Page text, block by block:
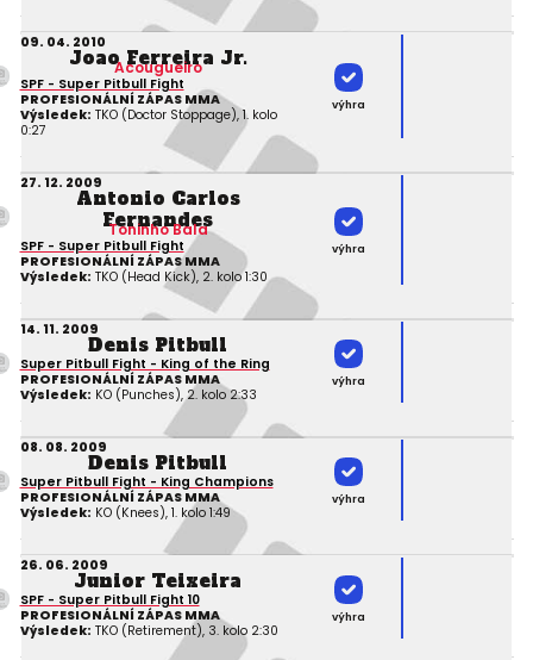
09. 04. 2010
Joao Ferreira Jr.
Acougueiro
SPF - Super Pitbull Fight
PROFESIONÁLNÍ ZÁPAS MMA
Výsledek: TKO (Doctor Stoppage), 1. kolo
0:27
výhra
27. 12. 2009
Antonio Carlos
Fernandes
Toninho Bala
SPF - Super Pitbull Fight
PROFESIONÁLNÍ ZÁPAS MMA
Výsledek: TKO (Head Kick), 2. kolo 1:30
výhra
14. 11. 2009
Denis Pitbull
Super Pitbull Fight - King of the Ring
PROFESIONÁLNÍ ZÁPAS MMA
Výsledek: KO (Punches), 2. kolo 2:33
výhra
08. 08. 2009
Denis Pitbull
Super Pitbull Fight - King Champions
PROFESIONÁLNÍ ZÁPAS MMA
Výsledek: KO (Knees), 1. kolo 1:49
výhra
26. 06. 2009
Junior Teixeira
SPF - Super Pitbull Fight 10
PROFESIONÁLNÍ ZÁPAS MMA
Výsledek: TKO (Retirement), 3. kolo 2:30
výhra